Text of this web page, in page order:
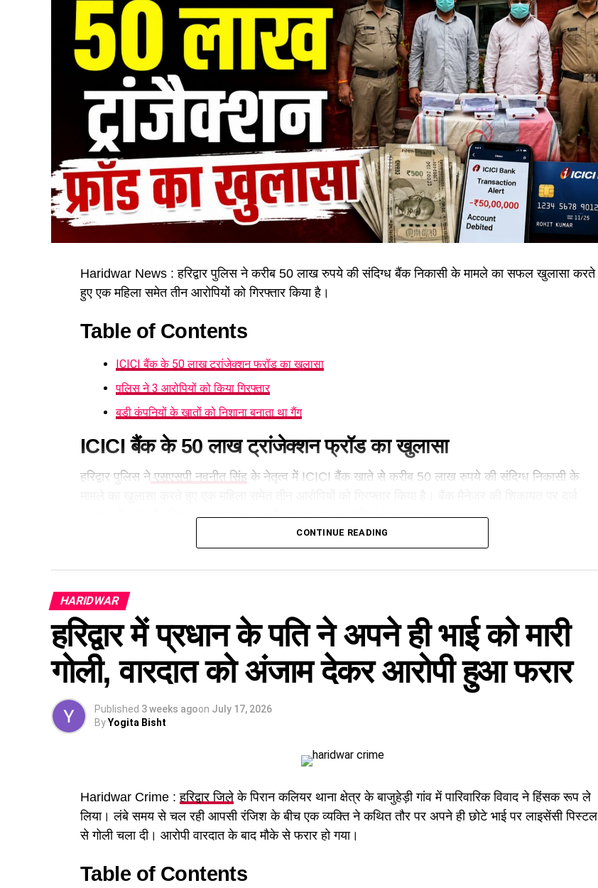
Haridwar News : हरिद्वार पुलिस ने करीब 50 लाख रुपये की संदिग्ध बैंक निकासी के मामले का सफल खुलासा करते
हुए एक महिला समेत तीन आरोपियों को गिरफ्तार किया है।
Table of Contents
ICICI बैंक के 50 लाख ट्रांजेक्शन फ्रॉड का खुलासा
पुलिस ने 3 आरोपियों को किया गिरफ्तार
बड़ी कंपनियों के खातों को निशाना बनाता था गैंग
ICICI बैंक के 50 लाख ट्रांजेक्शन फ्रॉड का खुलासा
हरिद्वार पुलिस नेएसएसपी नवनीत सिंह के नेतृत्व में ICICI बैंक खाते से करीब 50 लाख रुपये की संदिग्ध निकासी के
मुकदमे की जांच में पुलिस ने भगवानपुर क्षेत्र में छापेमारी कर आरोपियों को दबोचा।
पुलिस ने 3 आरोपियों को किया गिरफ्तार
कार्ड और मोबाइल फोन बरामद किए गए।
पुलिस जांच में सामने आया कि आरोपियों ने फर्जी आधार कार्ड के जरिए खाताधारक के नाम पर डेबिट कार्डहासिल किया
और फोन बैंकिंग से नया एटीएम कार्ड जारी करवाकर नकदी निकाली। इसी रकम से ज्वेलरी खरीदने, जमीन खरीदने और
अन्य खर्च किए गए।
CONTINUE READING
HARIDWAR
हरिद्वार में प्रधान के पति ने अपने ही भाई को मारी
गोली, वारदात को अंजाम देकर आरोपी हुआ फरार
Published 3 weeks agoon July 17, 2026
ByYogita Bisht
Haridwar Crime :हरिद्वार जिले के पिरान कलियर थाना क्षेत्र के बाजुहेड़ी गांव में पारिवारिक विवाद ने हिंसक रूप ले
लिया। लंबे समय से चल रही आपसी रंजिश के बीच एक व्यक्ति ने कथित तौर पर अपने ही छोटे भाई पर लाइसेंसी पिस्टल
से गोली चला दी। आरोपी वारदात के बाद मौके से फरार हो गया।
Table of Contents